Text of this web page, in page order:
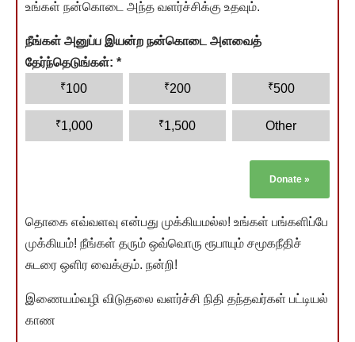
உங்கள் நன்கொடை அந்த வளர்ச்சிக்கு உதவும்.
நீங்கள் அனுப்ப இயன்ற நன்கொடை அளவைத்
தேர்ந்தெடுங்கள்: *
₹100 ₹200 ₹500
₹1,000 ₹1,500 Other
Donate »
தொகை எவ்வளவு என்பது முக்கியமல்ல! உங்கள் பங்களிப்பே
முக்கியம்! நீங்கள் தரும் ஒவ்வொரு ரூபாயும் சமூகநீதிச்
சுடரை ஒளிர வைக்கும். நன்றி!
இணையம்வழி விடுதலை வளர்ச்சி நிதி தந்தவர்கள் பட்டியல்
காண